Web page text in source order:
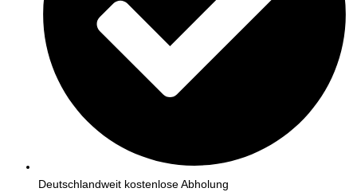
Deutschlandweit kostenlose Abholung